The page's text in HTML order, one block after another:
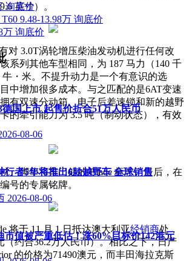
英寸）。
对 3.0T涡轮增压柴油发动机进行任何改
系列其他车型相同，为 187 马力（140 千
牛・米。不提升动力是一个有意识的选
中增加很多成本。与之匹配的是6AT变速
有双速分动箱、电子后差速锁和新的越野
的牵引能力为 3.5 吨（制动状态），有效
、脚垫和车门处的 Blade 标志。最后，在
号的专属铭牌。
将于 11 月 1 日抵达澳大利亚经销商处，
（约合36.2万人民币）。相比之下，日产
的价格为71490澳元，而丰田海拉克斯
询底价
9.48-13.98万 询底价
万 询底价
国上市 起售价折合51万人民币
08-06
行者5年将推出6款越野车 全球销售
2026-08-06
市值被严重低估！涨60%目标价142港元